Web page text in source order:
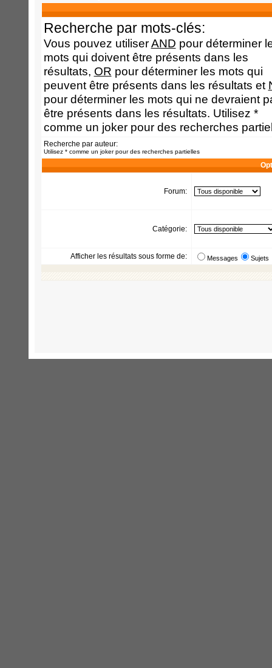
Recherche par mots-clés:
Vous pouvez utiliserAND pour déterminer
mots qui doivent être présents dans les
résultats, OR pour déterminer les mots qui
peuvent être présents dans les résultats et
pour déterminer les mots qui ne devraient
être présents dans les résultats. Utilisez *
comme un joker pour des recherches
Recherche par auteur:
Utilisez * comme un joker pour des recherches partielles
Forum:
Catégorie:
Afficher les résultats sous forme de: Messages Sujets